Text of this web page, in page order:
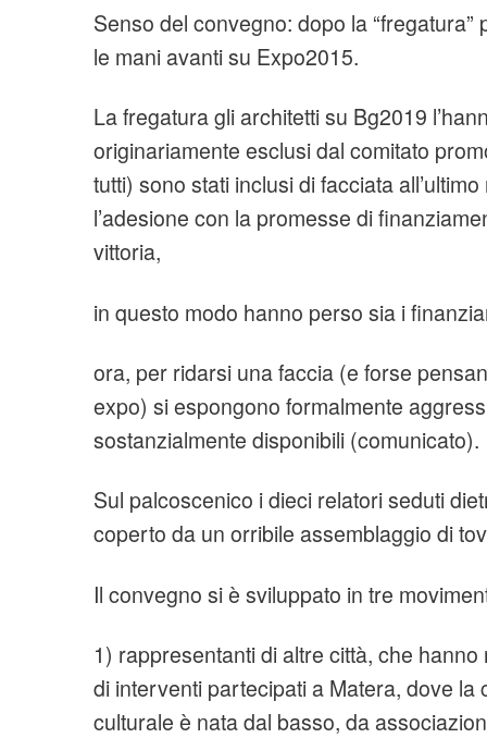
Senso del convegno: dopo la
le mani avanti su Expo2015.
La fregatura gli architetti su Bg2019
originariamente esclusi dal comitato
tutti) sono stati inclusi di facciata
l’adesione con la promesse di
vittoria,
in questo modo hanno perso sia i
ora, per ridarsi una faccia (e forse
expo) si espongono formalmente
sostanzialmente disponibili (comunicato).
Sul palcoscenico i dieci relatori seduti
coperto da un orribile assemblaggio di
Il convegno si è sviluppato in tre
1) rappresentanti di altre città, che
di interventi partecipati a Matera, dove la
culturale è nata dal basso, da